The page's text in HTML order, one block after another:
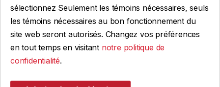
sélectionnez Seulement les témoins nécessaires, seuls
les témoins nécessaires au bon fonctionnement du
site web seront autorisés. Changez vos préférences
en tout temps en visitant notre politique de
confidentialité.
FAIRE UNE DEMANDE